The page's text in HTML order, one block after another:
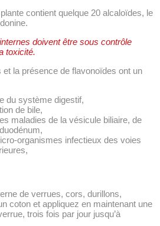
contient quelque 20 alcaloï­des, le
doivent être sous contrôle
toxicité.
et la présence de flavonoïdes ont un
du système digestif,
de bile,
maladies de la vésicule biliaire, de
orga­nismes infectieux des voies
de verrues, cors, durillons,
coton et appliquez en maintenant une
trois fois par jour jusqu’à